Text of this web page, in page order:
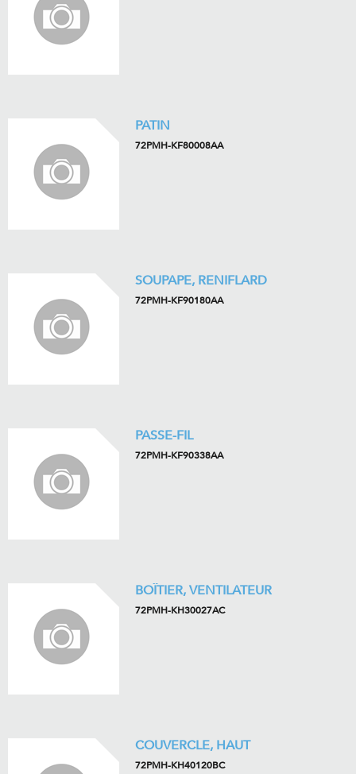
PATIN
72PMH-KF80008AA
SOUPAPE, RENIFLARD
72PMH-KF90180AA
PASSE-FIL
72PMH-KF90338AA
BOÎTIER, VENTILATEUR
72PMH-KH30027AC
COUVERCLE, HAUT
72PMH-KH40120BC